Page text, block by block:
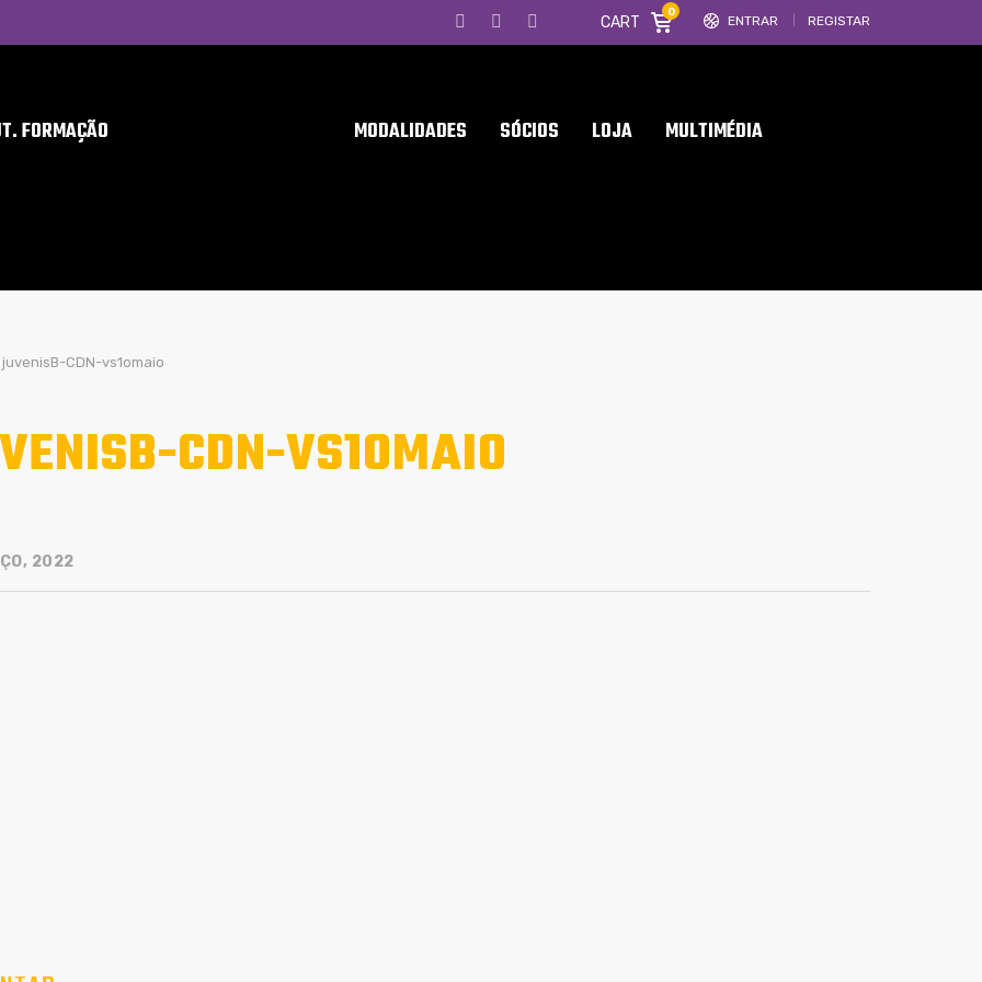
ENTRAR REGISTAR
CART
0
FORMAÇÃO MODALIDADES SÓCIOS LOJA MULTIMÉDIA
juvenisB-CDN-vs1omaio
CDN-VS1OMAIO
2022